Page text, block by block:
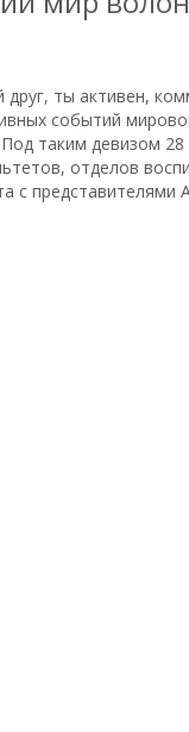
ты активен,
событий
таким девизом
отделов
с